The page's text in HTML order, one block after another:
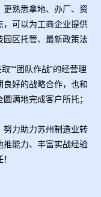
更熟悉拿地、办厂、资
，可以为工商企业提供
园区托管、最新政策法
”“团队作战”的经营理
好的战略合作，也和
满地完成客户所托；
力助力苏州制造业转
推能力、丰富实战经验